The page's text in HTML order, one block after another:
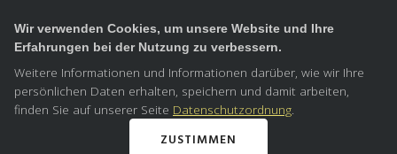
Wir verwenden Cookies, um unsere Website und Ihre
Erfahrungen bei der Nutzung zu verbessern.
Weitere Informationen und Informationen darüber, wie wir Ihre
persönlichen Daten erhalten, speichern und damit arbeiten,
finden Sie auf unserer Seite Datenschutzordnung.
ZUSTIMMEN